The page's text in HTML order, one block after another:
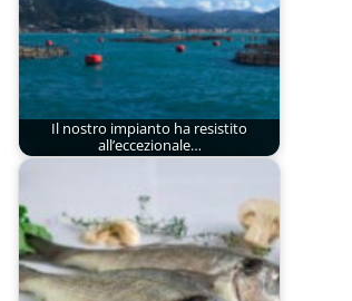
Il nostro impianto ha resistito
all’eccezionale…